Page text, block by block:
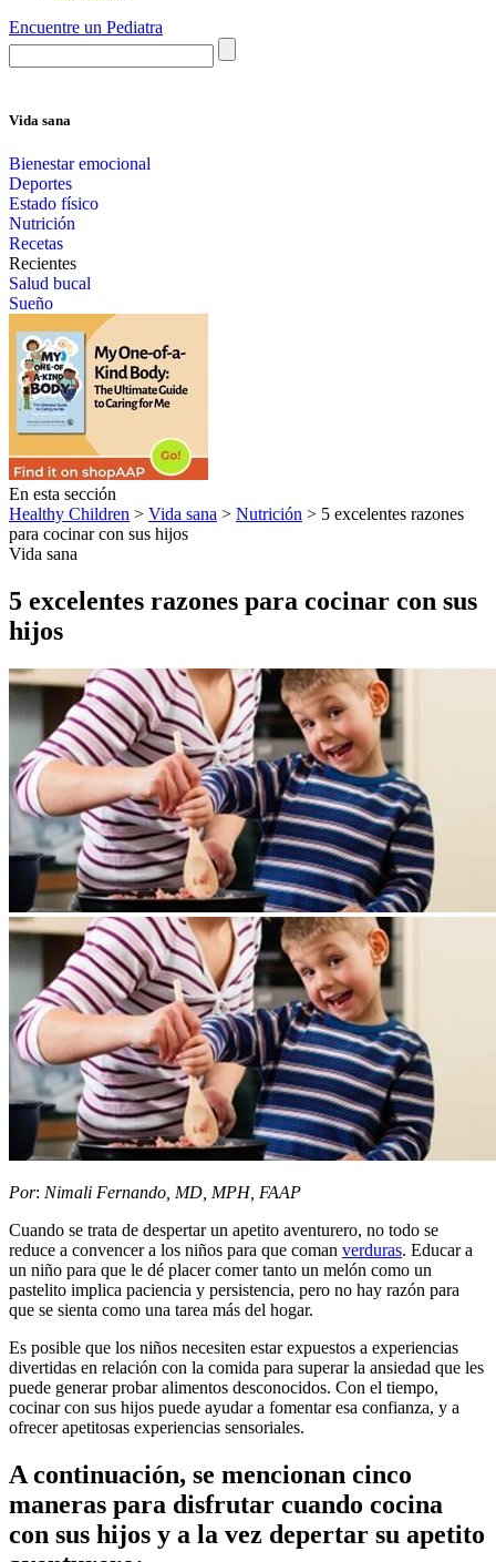
Encuentre un Pediatra
Vida sana
Bienestar emocional
Deportes
Estado físico
Nutrición
Recetas
Recientes
Salud bucal
Sueño
En esta sección
Healthy Children > Vida sana > Nutrición > 5 excelentes razones
para cocinar con sus hijos
Vida sana
5 excelentes razones para cocinar con sus
hijos
​Por: Nimali Fernando, MD, MPH, FAAP
Cuando se trata de despertar un apetito aventurero, no todo se
reduce a convencer a los niños para que coman verduras. Educar a
un niño para que le dé placer comer tanto un melón como un
pastelito implica paciencia y persistencia, pero no hay razón para
que se sienta como una tarea más del hogar.
Es posible que los niños necesiten estar expuestos a experiencias
divertidas en relación con la comida para superar la ansiedad que les
puede generar probar alimentos desconocidos. Con el tiempo,
cocinar con sus hijos puede ayudar a fomentar esa confianza, y a
ofrecer apetitosas experiencias sensoriales.
A continuación, se mencionan cinco
maneras para disfrutar cuando cocina
con sus hijos y a la vez depertar su apetito